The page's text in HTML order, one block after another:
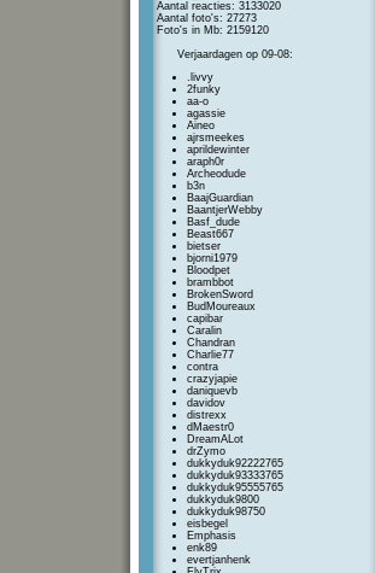
Aantal reacties: 3133020
Aantal foto's: 27273
Foto's in Mb: 2159120
Verjaardagen op 09-08:
.livvy
2funky
aa-o
agassie
Aineo
ajrsmeekes
aprildewinter
araph0r
Archeodude
b3n
BaajGuardian
BaantjerWebby
Basf_dude
Beast667
bietser
bjorni1979
Bloodpet
brambbot
BrokenSword
BudMoureaux
capibar
Caralin
Chandran
Charlie77
contra
crazyjapie
daniquevb
davidov
distrexx
dMaestr0
DreamALot
drZymo
dukkyduk92222765
dukkyduk93333765
dukkyduk95555765
dukkyduk9800
dukkyduk98750
eisbegel
Emphasis
enk89
evertjanhenk